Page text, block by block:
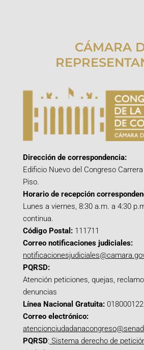
CÁMARA
Dirección de correspondencia:
Edificio Nuevo del Congreso
Piso.
Horario de recepción
Lunes a viernes, 8:30 a.m. a 4:30
continua.
Código Postal: 111711
Correo notificaciones judiciales:
PQRSD:
Atención peticiones, quejas,
denuncias
Línea Nacional Gratuita:
Correo electrónico:
PQRSD: Sistema derecho de